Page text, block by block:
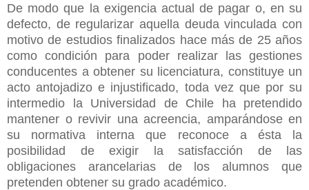
De modo que la exigencia actual de pagar o, en su
defecto, de regularizar aquella deuda vinculada con
motivo de estudios finalizados hace más de 25 años
como condición para poder realizar las gestiones
conducentes a obtener su licenciatura, constituye un
acto antojadizo e injustificado, toda vez que por su
intermedio la Universidad de Chile ha pretendido
mantener o revivir una acreencia, amparándose en
su normativa interna que reconoce a ésta la
posibilidad de exigir la satisfacción de las
obligaciones arancelarias de los alumnos que
pretenden obtener su grado académico.